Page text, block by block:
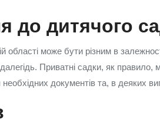
до дитячого
області може бути різним в
Приватні садки, як
документів та, в деяких